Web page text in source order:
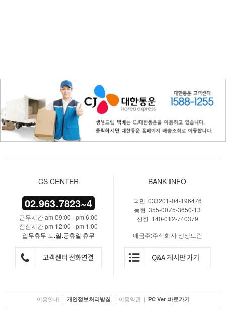
CS CENTER
02.963.7823~4
근무시간 am 09:00 - pm 6:00
점심시간 pm 12:00 - pm 1:00
업무휴무 토.일.공휴일 휴무
BANK INFO
국민 033201-04-196476
농협 355-0075-3650-13
신한 140-012-740379
예금주:주식회사 생생드림
이용안내 | 개인정보처리방침 | 이용약관 | PC Ver 바로가기